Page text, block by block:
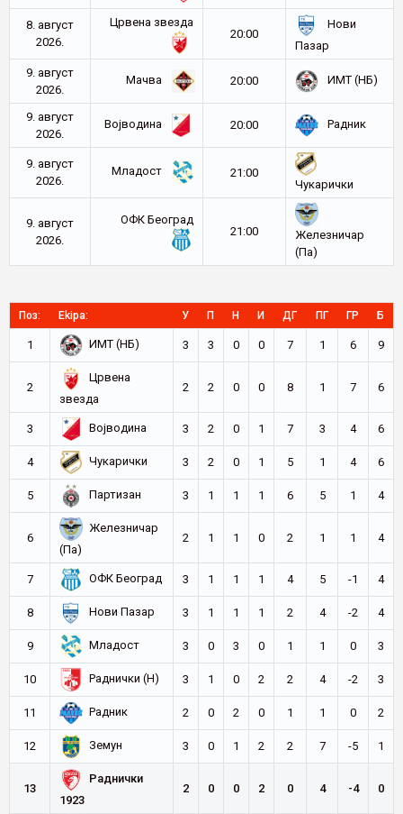
8. август
2026.
Црвена звезда
20:00
Нови
Пазар
9. август
2026.
Мачва 20:00 ИМТ (НБ)
9. август
2026.
Војводина 20:00 Радник
9. август
2026.
Младост
21:00
Чукарички
9. август
2026.
ОФК Београд
21:00
Железничар
(Па)
Поз: Ekipa: У П Н И ДГ ПГ ГР Б
1 ИМТ (НБ) 3 3 0 0 7 1 6 9
2
Црвена
звезда
2 2 0 0 8 1 7 6
3 Војводина 3 2 0 1 7 3 4 6
4 Чукарички 3 2 0 1 5 1 4 6
5 Партизан 3 1 1 1 6 5 1 4
6
Железничар
(Па)
2 1 1 0 2 1 1 4
7 ОФК Београд 3 1 1 1 4 5 -1 4
8 Нови Пазар 3 1 1 1 2 4 -2 4
9 Младост 3 0 3 0 1 1 0 3
10 Раднички (Н) 3 1 0 2 2 4 -2 3
11 Радник 2 0 2 0 1 1 0 2
12 Земун 3 0 1 2 2 7 -5 1
13
Раднички
1923
2 0 0 2 0 4 -4 0